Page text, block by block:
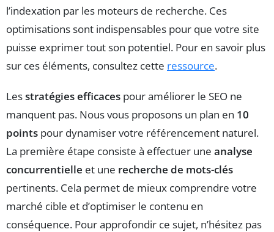
l’indexation par les moteurs de recherche. Ces
optimisations sont indispensables pour que votre site
puisse exprimer tout son potentiel. Pour en savoir plus
sur ces éléments, consultez cette ressource.
Lesstratégies efficaces pour améliorer le SEO ne
manquent pas. Nous vous proposons un plan en 10
points pour dynamiser votre référencement naturel.
La première étape consiste à effectuer une analyse
concurrentielle et une recherche de mots-clés
pertinents. Cela permet de mieux comprendre votre
marché cible et d’optimiser le contenu en
conséquence. Pour approfondir ce sujet, n’hésitez pas